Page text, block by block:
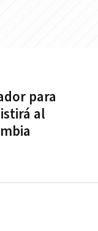
para
al